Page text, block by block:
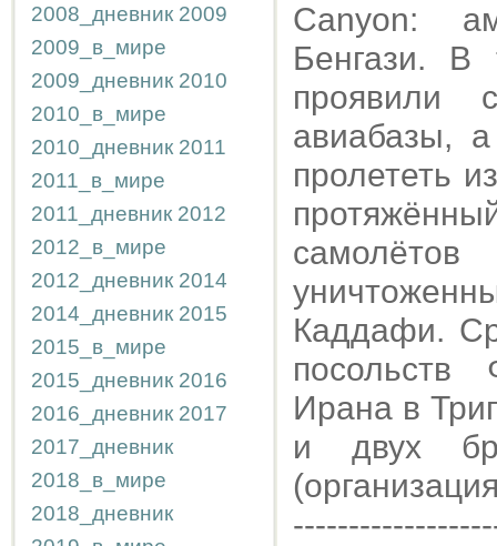
2008_дневник 2009
2009_в_мире
2009_дневник 2010
2010_в_мире
2010_дневник 2011
2011_в_мире
2011_дневник 2012
2012_в_мире
2012_дневник 2014
2014_дневник 2015
2015_в_мире
2015_дневник 2016
2016_дневник 2017
2017_дневник
2018_в_мире
2018_дневник
Canyon:
Бенгази. В
проявили
авиабазы,
пролететь
Каддафи.
Ирана в
и двух